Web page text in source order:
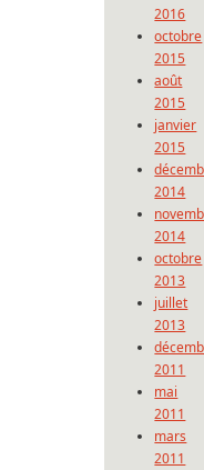
2016
octobre
2015
août
2015
janvier
2015
2014
2014
octobre
2013
juillet
2013
2011
mai
2011
mars
2011